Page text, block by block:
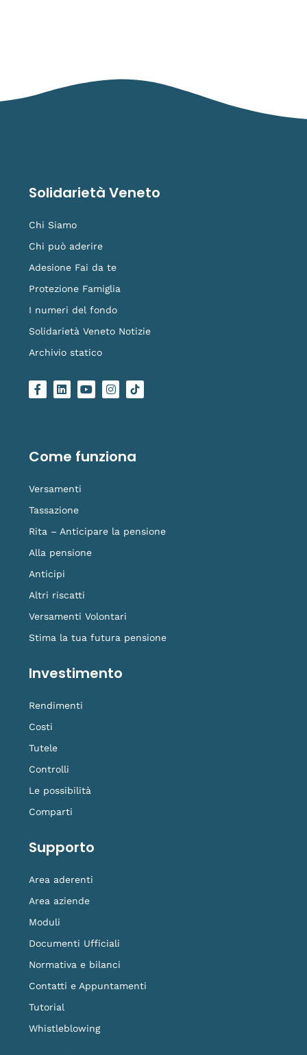
Solidarietà Veneto
Chi Siamo
Chi può aderire
Adesione Fai da te
Protezione Famiglia
I numeri del fondo
Solidarietà Veneto Notizie
Archivio statico
F
a
o
k
L
i
i
n
Y
o
e
I
n
r
a
L
o
i
k
Come funziona
Versamenti
Tassazione
Rita – Anticipare la pensione
Alla pensione
Anticipi
Altri riscatti
Versamenti Volontari
Stima la tua futura pensione
Investimento
Rendimenti
Costi
Tutele
Controlli
Le possibilità
Comparti
Supporto
Area aderenti
Area aziende
Moduli
Documenti Ufficiali
Normativa e bilanci
Contatti e Appuntamenti
Tutorial
Whistleblowing